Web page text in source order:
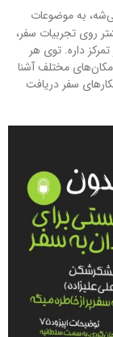
به موضوعات
روی تجربیات سفر،
داره. توی هر
مختلف آشنا
سفر دریافت